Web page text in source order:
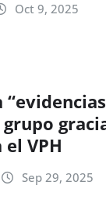
Oct 9, 2025
VPH
Sep 29, 2025